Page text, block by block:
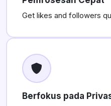
Get likes and followers
Berfokus pada